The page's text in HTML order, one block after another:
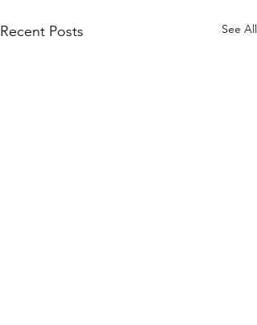
Recent Posts See All